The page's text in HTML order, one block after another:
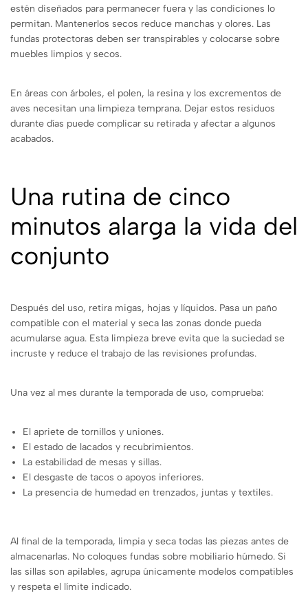
estén diseñados para permanecer fuera y las condiciones lo
permitan. Mantenerlos secos reduce manchas y olores. Las
fundas protectoras deben ser transpirables y colocarse sobre
muebles limpios y secos.
En áreas con árboles, el polen, la resina y los excrementos de
aves necesitan una limpieza temprana. Dejar estos residuos
durante días puede complicar su retirada y afectar a algunos
acabados.
Una rutina de cinco
minutos alarga la vida del
conjunto
Después del uso, retira migas, hojas y líquidos. Pasa un paño
compatible con el material y seca las zonas donde pueda
acumularse agua. Esta limpieza breve evita que la suciedad se
incruste y reduce el trabajo de las revisiones profundas.
Una vez al mes durante la temporada de uso, comprueba:
El apriete de tornillos y uniones.
El estado de lacados y recubrimientos.
La estabilidad de mesas y sillas.
El desgaste de tacos o apoyos inferiores.
La presencia de humedad en trenzados, juntas y textiles.
Al final de la temporada, limpia y seca todas las piezas antes de
almacenarlas. No coloques fundas sobre mobiliario húmedo. Si
las sillas son apilables, agrupa únicamente modelos compatibles
y respeta el límite indicado.